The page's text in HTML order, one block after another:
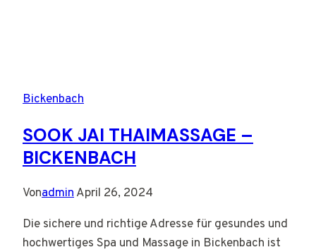
Bickenbach
SOOK JAI THAIMASSAGE –
BICKENBACH
VonadminApril 26, 2024
Die sichere und richtige Adresse für gesundes und
hochwertiges Spa und Massage in Bickenbach ist